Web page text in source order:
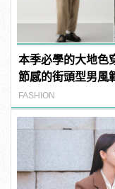
本季必學的大地色
節感的街頭型男風
FASHION